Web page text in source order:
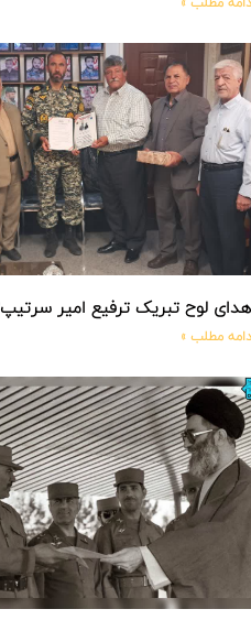
لوح تبریک ترفیع امیر سرتیپ۲ ستاد حسین صادق زاده فرمانده تیپ ۲۵ واکنش سریع شهید آبگون نزاجا مستقر در تبریز
مطلب »